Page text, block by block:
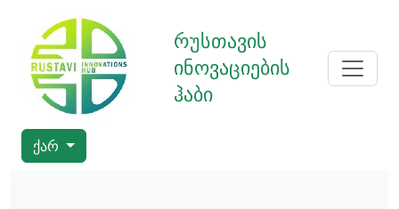
რუსთავის
ინოვაციების
ჰაბი
ქარ